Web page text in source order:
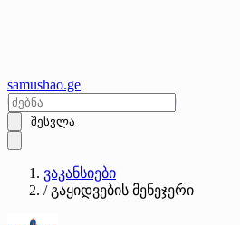
samushao.ge
შესვლა
ვაკანსიები
/ გაყიდვების მენეჯერი